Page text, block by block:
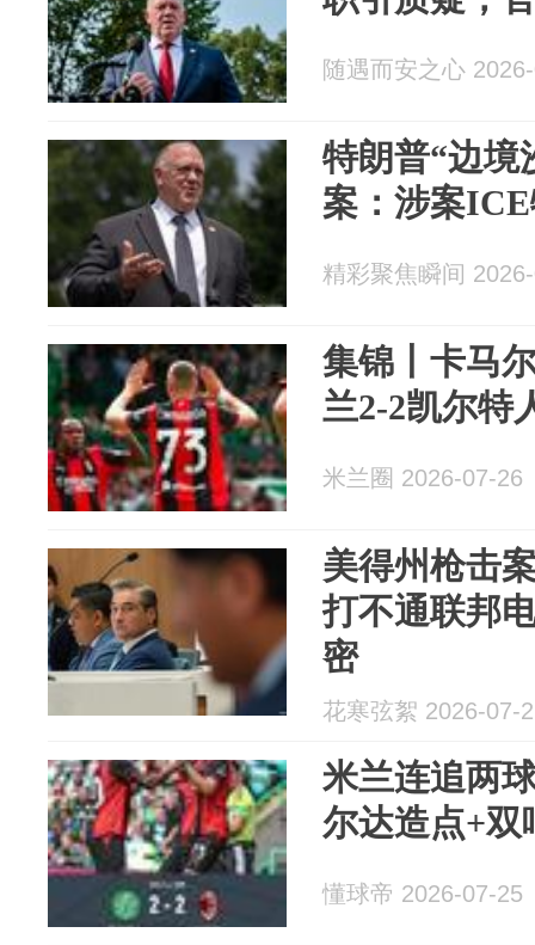
随遇而安之心
特朗普“边境
案：涉案
精彩聚焦瞬间
集锦丨卡马
兰2-2凯尔特
米兰圈 2026-07-26
美得州枪击
打不通联邦
密
花寒弦絮 2026-07-
米兰连追两
尔达造点+双
懂球帝 2026-07-25